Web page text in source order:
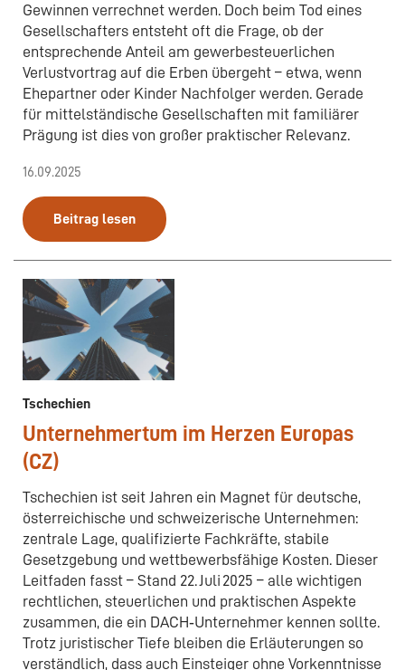
Gewinnen verrechnet werden. Doch beim Tod eines
Gesellschafters entsteht oft die Frage, ob der
entsprechende Anteil am gewerbesteuerlichen
Verlustvortrag auf die Erben übergeht – etwa, wenn
Ehepartner oder Kinder Nachfolger werden. Gerade
für mittelständische Gesellschaften mit familiärer
Prägung ist dies von großer praktischer Relevanz.
16.09.2025
Beitrag lesen
Tschechien
Unternehmertum im Herzen Europas
(CZ)
Tschechien ist seit Jahren ein Magnet für deutsche,
österreichische und schweizerische Unternehmen:
zentrale Lage, qualifizierte Fachkräfte, stabile
Gesetzgebung und wettbewerbsfähige Kosten. Dieser
Leitfaden fasst – Stand 22. Juli 2025 – alle wichtigen
rechtlichen, steuerlichen und praktischen Aspekte
zusammen, die ein DACH‑Unternehmer kennen sollte.
Trotz juristischer Tiefe bleiben die Erläuterungen so
verständlich, dass auch Einsteiger ohne Vorkenntnisse